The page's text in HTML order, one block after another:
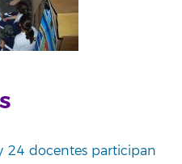
24 docentes participan